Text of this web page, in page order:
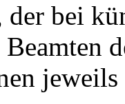
der bei
jeweils